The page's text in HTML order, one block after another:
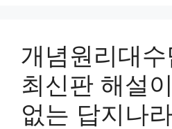
개념원리대
최신판 해설
없는 답지나